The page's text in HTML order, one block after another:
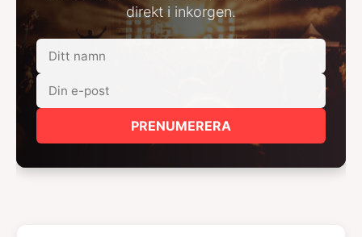
direkt i inkorgen.
PRENUMERERA